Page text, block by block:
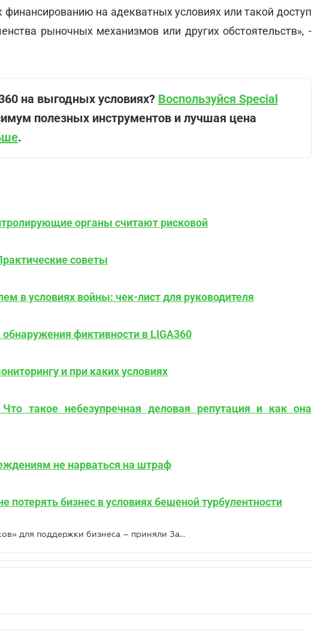
на адекватных условиях или такой доступ
рыночных механизмов или других обстоятельств», -
на выгодных условиях? Воспользуйся Special
полезных инструментов и лучшая цена
.
органы считают рисковой
советы
в условиях войны: чек-лист для руководителя
фиктивности в LIGA360
и при каких условиях
такое небезупречная деловая репутация и как она
не нарваться на штраф
потерять бизнес в условиях бешеной турбулентности
Создание «банка банков» для поддержки бизнеса – приняли Закон